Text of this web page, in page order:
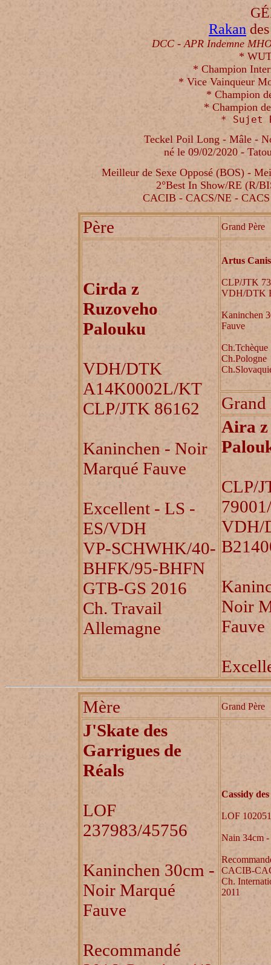
G
Rakan
DCC - APR Indemne
*
* Champion
* Vice Vainqueur
* Champion
* Champion
* Sujet
Teckel Poil Long - Mâle -
né le 09/02/2020 -
Meilleur de Sexe Opposé (BOS) -
2°Best In Show/RE (R/
CACIB - CACS/NE -
Père Grand Père
Cirda z
Ruzoveho
Palouku
VDH/DTK
A14K0002L/KT
CLP/JTK 86162
Kaninchen - Noir
Marqué Fauve
Excellent - LS -
ES/VDH
VP-SCHWHK/40-
BHFK/95-BHFN
GTB-GS 2016
Ch. Travail
Allemagne
Artus
CLP/JTK
VDH/DTK
Kaninchen
Fauve
Ch.Tchèque
Ch.Pologne
Grand
Aira z
CLP/
VDH/
Noir
Fauve
Mère Grand Père
J'Skate des
Garrigues de
Réals
LOF
237983/45756
Kaninchen 30cm -
Noir Marqué
Fauve
Recommandé
Cassidy
LOF
Nain 34cm -
CACIB-
Ch.
2011